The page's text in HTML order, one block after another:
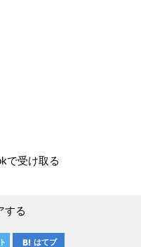
で受け取る
する
はてブ